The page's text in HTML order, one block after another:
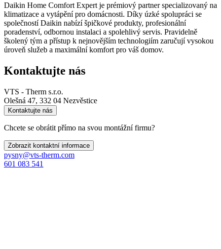
Daikin Home Comfort Expert je prémiový partner specializovaný na
klimatizace a vytápění pro domácnosti. Díky úzké spolupráci se
společností Daikin nabízí špičkové produkty, profesionální
poradenství, odbornou instalaci a spolehlivý servis. Pravidelně
školený tým a přístup k nejnovějším technologiím zaručují vysokou
úroveň služeb a maximální komfort pro váš domov.
Kontaktujte nás
VTS - Therm s.r.o.
Olešná 47, 332 04 Nezvěstice
Kontaktujte nás
Chcete se obrátit přímo na svou montážní firmu?
Zobrazit kontaktní informace
pysny@vts-therm.com
601 083 541